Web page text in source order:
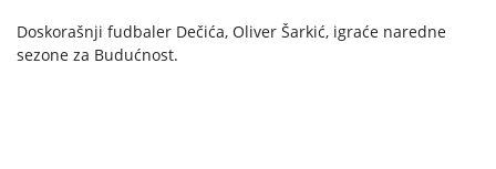
Doskorašnji fudbaler Dečića, Oliver Šarkić, igraće naredne
sezone za Budućnost.